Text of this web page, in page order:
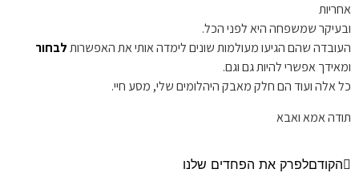
אחריות
ובעיקר שמשפחה היא לפני הכל.
העובדה שהם הגיעו מעולמות שונים לימדה אותי את האפשרותלבחור
ומאידך אפשרי להיות גם וגם.
כל אלה ועוד הם חלק מאבק היהלומים שלי, מסע חיי.
תודה אמא ואבא
הקודםלפרק את הפחדים שלנו